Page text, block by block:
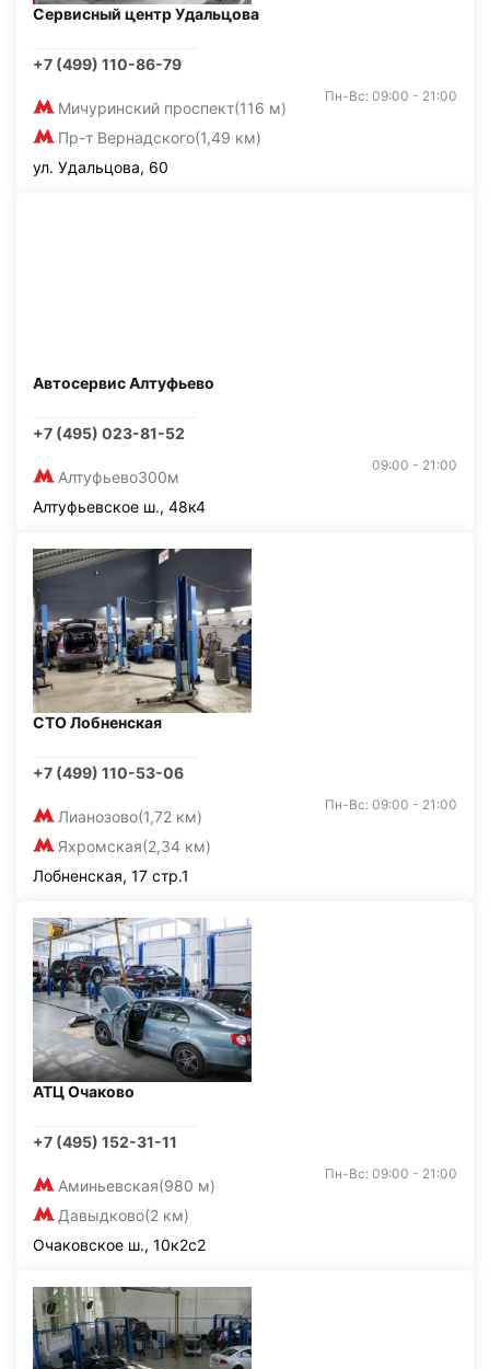
Сервисный центр Удальцова
+7 (499) 110-86-79
Мичуринский проспект(116 м)
Пр-т Вернадского(1,49 км)
Пн-Вс: 09:00 - 21:00
ул. Удальцова, 60
Автосервис Алтуфьево
+7 (495) 023-81-52
Алтуфьево300м
09:00 - 21:00
Алтуфьевское ш., 48к4
СТО Лобненская
+7 (499) 110-53-06
Лианозово(1,72 км)
Яхромская(2,34 км)
Пн-Вс: 09:00 - 21:00
Лобненская, 17 стр.1
АТЦ Очаково
+7 (495) 152-31-11
Аминьевская(980 м)
Давыдково(2 км)
Пн-Вс: 09:00 - 21:00
Очаковское ш., 10к2с2